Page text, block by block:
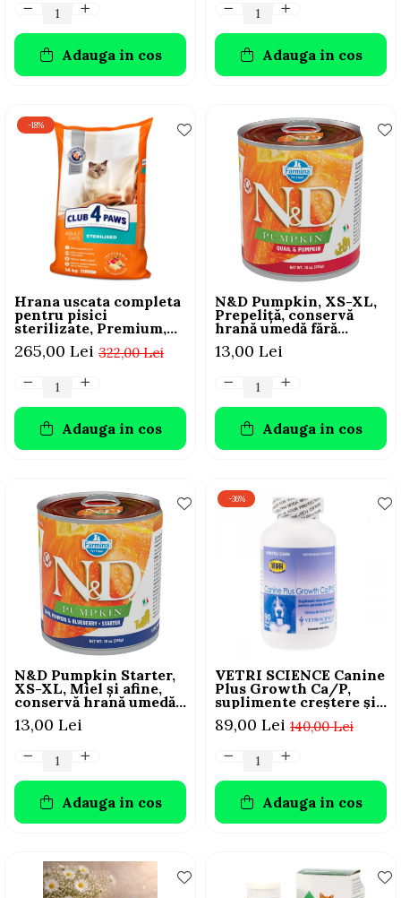
Adauga in cos Adauga in cos
-18%
Hrana uscata completa
pentru pisici
sterilizate, Premium,
Club 4 PAWS, 14 kg
322,00 Lei
265,00 Lei
Adauga in cos
N&D Pumpkin, XS-XL,
Prepeliță, conservă
hrană umedă fără
cereale câini, (în sos),
285g
13,00 Lei
Adauga in cos
N&D Pumpkin Starter,
XS-XL, Miel și afine,
conservă hrană umedă
fără cereale câini
junior, (în sos), 285g
13,00 Lei
Adauga in cos
-36%
VETRI SCIENCE Canine
Plus Growth Ca/P,
suplimente creștere și
vitalitate câini, 45
Tablete masticabile
140,00 Lei
89,00 Lei
Adauga in cos